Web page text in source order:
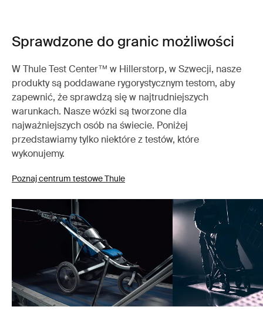
Sprawdzone do granic możliwości
W Thule Test Center™ w Hillerstorp, w Szwecji, nasze
produkty są poddawane rygorystycznym testom, aby
zapewnić, że sprawdzą się w najtrudniejszych
warunkach. Nasze wózki są tworzone dla
najważniejszych osób na świecie. Poniżej
przedstawiamy tylko niektóre z testów, które
wykonujemy.
Poznaj centrum testowe Thule